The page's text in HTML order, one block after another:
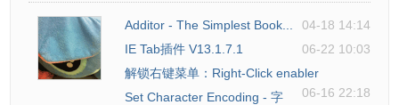
Additor - The Simplest Book...
04-18 14:14
IE Tab插件 V13.1.7.1
06-22 10:03
解锁右键菜单：Right-Click enabler
06-16 22:18
Set Character Encoding - 字